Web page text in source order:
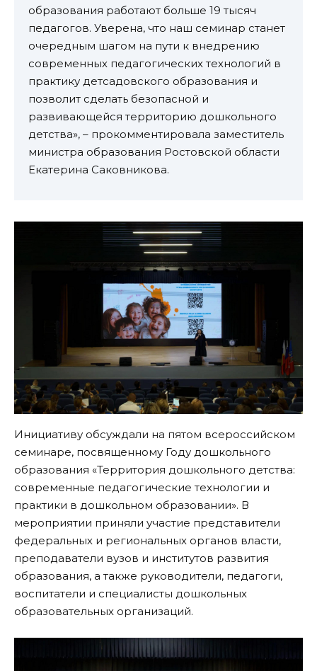
образования работают больше 19 тысяч
педагогов. Уверена, что наш семинар станет
очередным шагом на пути к внедрению
современных педагогических технологий в
практику детсадовского образования и
позволит сделать безопасной и
развивающейся территорию дошкольного
детства», – прокомментировала заместитель
министра образования Ростовской области
Екатерина Саковникова.
Инициативу обсуждали на пятом всероссийском
семинаре, посвященному Году дошкольного
образования «Территория дошкольного детства:
современные педагогические технологии и
практики в дошкольном образовании». В
мероприятии приняли участие представители
федеральных и региональных органов власти,
преподаватели вузов и институтов развития
образования, а также руководители, педагоги,
воспитатели и специалисты дошкольных
образовательных организаций.